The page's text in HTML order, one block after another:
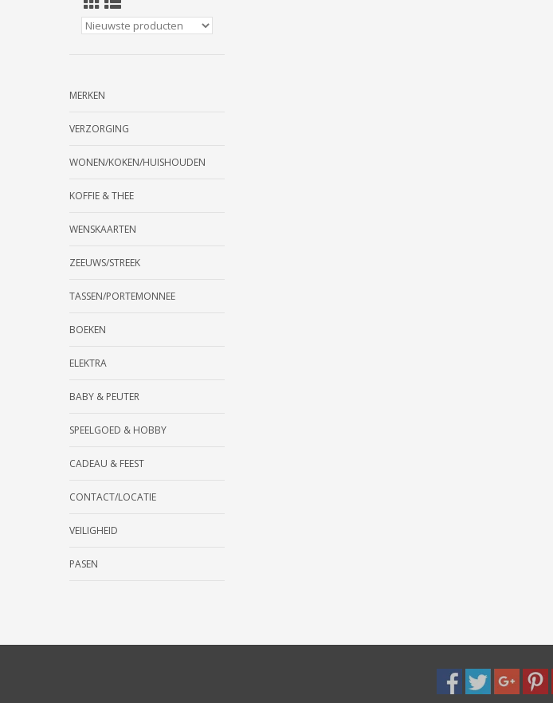
MERKEN
VERZORGING
WONEN/KOKEN/HUISHOUDEN
KOFFIE & THEE
WENSKAARTEN
ZEEUWS/STREEK
TASSEN/PORTEMONNEE
BOEKEN
ELEKTRA
BABY & PEUTER
SPEELGOED & HOBBY
CADEAU & FEEST
CONTACT/LOCATIE
VEILIGHEID
PASEN